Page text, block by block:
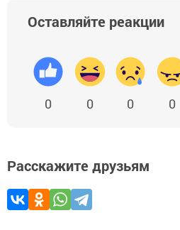
Оставляйте реакции
0 0 0 0
Расскажите друзьям